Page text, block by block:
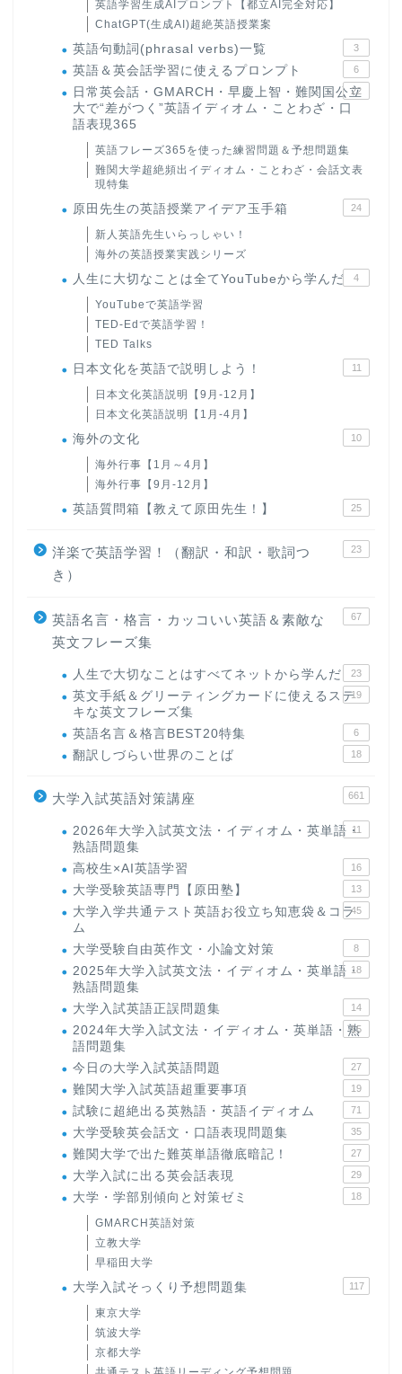
英語学習生成AIプロンプト【都立AI完全対応】
ChatGPT(生成AI)超絶英語授業案
英語句動詞(phrasal verbs)一覧 3
英語＆英会話学習に使えるプロンプト 6
日常英会話・GMARCH・早慶上智・難関国公立
大で“差がつく”英語イディオム・ことわざ・口
語表現365
22
英語フレーズ365を使った練習問題＆予想問題集
難関大学超絶頻出イディオム・ことわざ・会話文表
現特集
原田先生の英語授業アイデア玉手箱 24
新人英語先生いらっしゃい！
海外の英語授業実践シリーズ
人生に大切なことは全てYouTubeから学んだ 4
YouTubeで英語学習
TED-Edで英語学習！
TED Talks
日本文化を英語で説明しよう！ 11
日本文化英語説明【9月-12月】
日本文化英語説明【1月-4月】
海外の文化 10
海外行事【1月～4月】
海外行事【9月-12月】
英語質問箱【教えて原田先生！】 25
洋楽で英語学習！（翻訳・和訳・歌詞つ
き）
23
英語名言・格言・カッコいい英語＆素敵な
英文フレーズ集
67
人生で大切なことはすべてネットから学んだ 23
英文手紙＆グリーティングカードに使えるステ
キな英文フレーズ集
19
英語名言＆格言BEST20特集 6
翻訳しづらい世界のことば 18
大学入試英語対策講座 661
2026年大学入試英文法・イディオム・英単語・
熟語問題集
11
高校生×AI英語学習 16
大学受験英語専門【原田塾】 13
大学入学共通テスト英語お役立ち知恵袋＆コラ
ム
45
大学受験自由英作文・小論文対策 8
2025年大学入試英文法・イディオム・英単語・
熟語問題集
18
大学入試英語正誤問題集 14
2024年大学入試文法・イディオム・英単語・熟
語問題集
15
今日の大学入試英語問題 27
難関大学入試英語超重要事項 19
試験に超絶出る英熟語・英語イディオム 71
大学受験英会話文・口語表現問題集 35
難関大学で出た難英単語徹底暗記！ 27
大学入試に出る英会話表現 29
大学・学部別傾向と対策ゼミ 18
GMARCH英語対策
立教大学
早稲田大学
大学入試そっくり予想問題集 117
東京大学
筑波大学
京都大学